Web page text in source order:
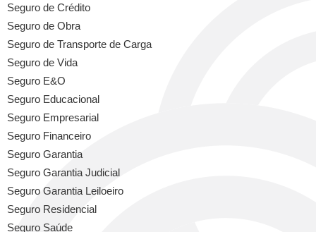
Seguro de Crédito
Seguro de Obra
Seguro de Transporte de Carga
Seguro de Vida
Seguro E&O
Seguro Educacional
Seguro Empresarial
Seguro Financeiro
Seguro Garantia
Seguro Garantia Judicial
Seguro Garantia Leiloeiro
Seguro Residencial
Seguro Saúde